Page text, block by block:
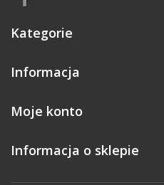
Kategorie
Informacja
Moje konto
Informacja o sklepie